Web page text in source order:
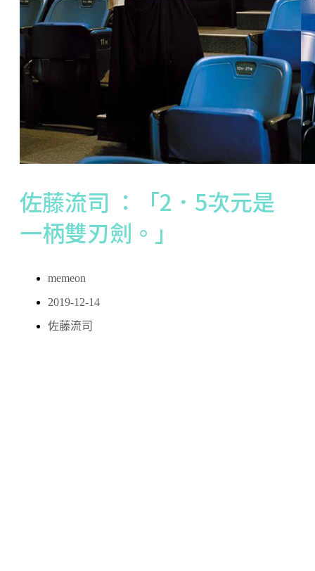
佐藤流司 ：「2．5次元是
一柄雙刃劍。」
memeon
2019-12-14
佐藤流司